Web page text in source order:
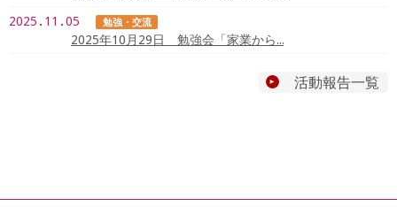
2025.11.05
勉強・交流
2025年10月29日 勉強会「家業から…
活動報告一覧